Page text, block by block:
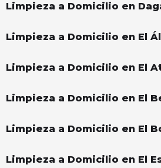
Limpieza a Domicilio en
Limpieza a Domicilio en El
Limpieza a Domicilio en El
Limpieza a Domicilio en El
Limpieza a Domicilio en El
Limpieza a Domicilio en El